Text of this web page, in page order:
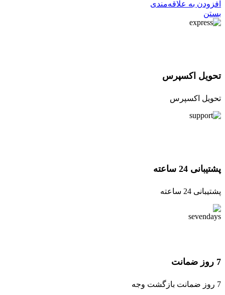
افزودن به علاقه‌مندی
بستن
تحویل اکسپرس
تحویل اکسپرس
پشتیبانی 24 ساعته
پشتیبانی 24 ساعته
7 روز ضمانت
7 روز ضمانت بازگشت وجه